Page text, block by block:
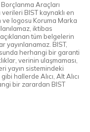
Araçları
BIST kaynaklı en
logosu Koruma Marka
iktibas
tüm belgelerin
yayınlanamaz. BIST,
herhangi bir garanti
verinin ulaşmaması,
yayın sistemindeki
hallerde Alıcı, Alt Alıcı
bir zarardan BIST